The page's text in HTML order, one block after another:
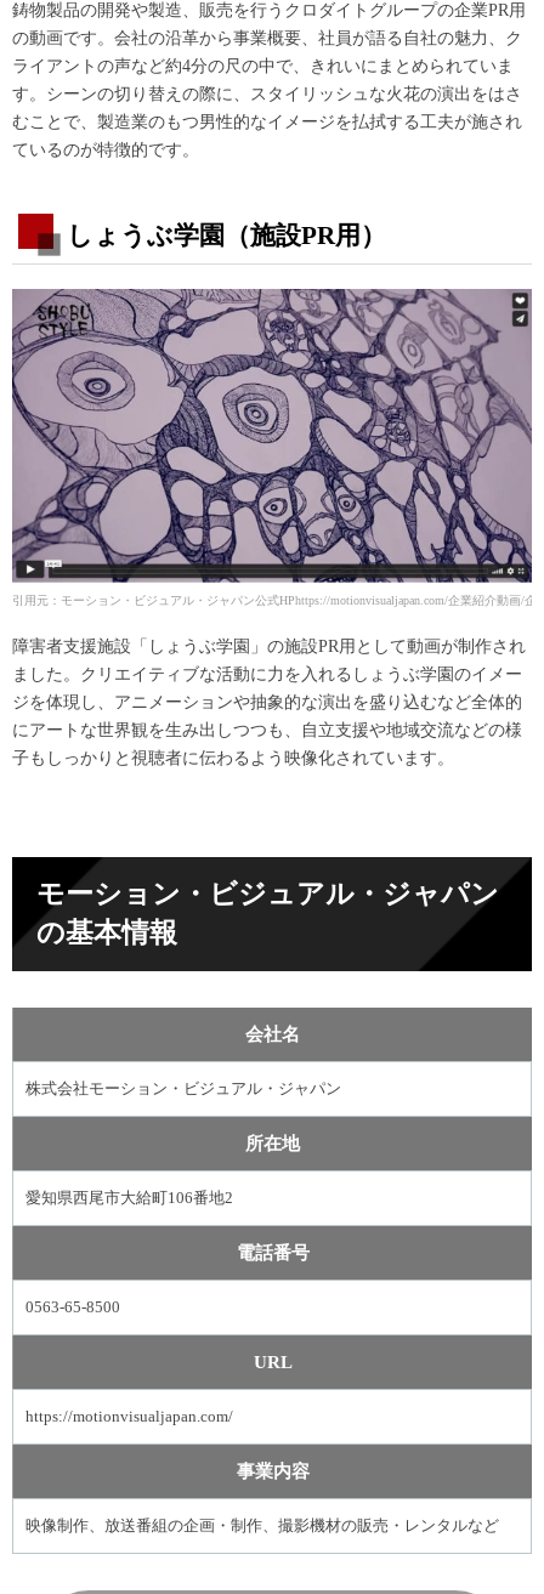
鋳物製品の開発や製造、販売を行うクロダイトグループの企業PR用
の動画です。会社の沿革から事業概要、社員が語る自社の魅力、ク
ライアントの声など約4分の尺の中で、きれいにまとめられていま
す。シーンの切り替えの際に、スタイリッシュな火花の演出をはさ
むことで、製造業のもつ男性的なイメージを払拭する工夫が施され
ているのが特徴的です。
しょうぶ学園（施設PR用）
引用元：モーション・ビジュアル・ジャパン公式HPhttps://motionvisualjapan.com/企業紹介動画/
障害者支援施設「しょうぶ学園」の施設PR用として動画が制作され
ました。クリエイティブな活動に力を入れるしょうぶ学園のイメー
ジを体現し、アニメーションや抽象的な演出を盛り込むなど全体的
にアートな世界観を生み出しつつも、自立支援や地域交流などの様
子もしっかりと視聴者に伝わるよう映像化されています。
モーション・ビジュアル・ジャパン
の基本情報
会社名
株式会社モーション・ビジュアル・ジャパン
所在地
愛知県西尾市大給町106番地2
電話番号
0563-65-8500
URL
https://motionvisualjapan.com/
事業内容
映像制作、放送番組の企画・制作、撮影機材の販売・レンタルなど